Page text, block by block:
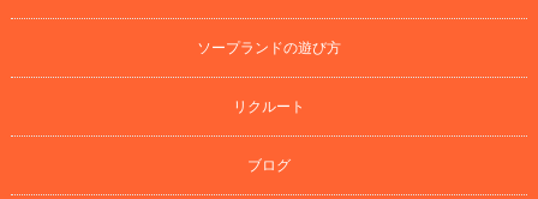
ソープランドの遊び方
リクルート
ブログ